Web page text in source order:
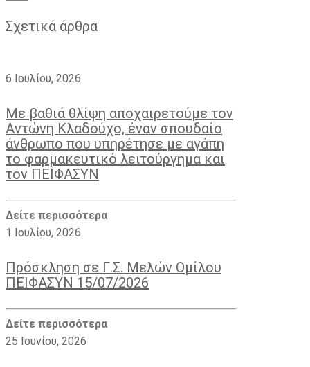
Σχετικά άρθρα
6 Ιουλίου, 2026
Με βαθιά θλίψη αποχαιρετούμε τον
Αντώνη Κλαδούχο, έναν σπουδαίο
άνθρωπο που υπηρέτησε με αγάπη
το φαρμακευτικό λειτούργημα και
τον ΠΕΙΦΑΣΥΝ
Δείτε περισσότερα
1 Ιουλίου, 2026
Πρόσκληση σε Γ.Σ. Μελών Ομίλου
ΠΕΙΦΑΣΥΝ 15/07/2026
Δείτε περισσότερα
25 Ιουνίου, 2026